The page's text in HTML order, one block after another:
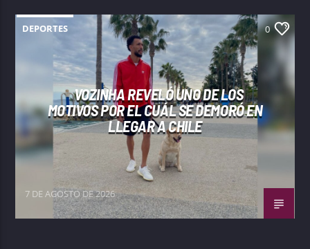
DEPORTES 0
VOZINHA REVELÓ UNO DE LOS
MOTIVOS POR EL CUÁL SE DEMORÓ EN
LLEGAR A CHILE
7 DE AGOSTO DE 2026